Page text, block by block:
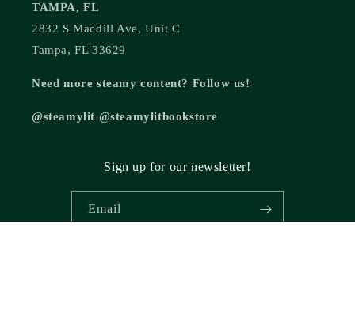
TAMPA, FL
2832 S Macdill Ave, Unit C
Tampa, FL 33629
Need more steamy content? Follow us!
@steamylit @steamylitbookstore
Sign up for our newsletter!
Email